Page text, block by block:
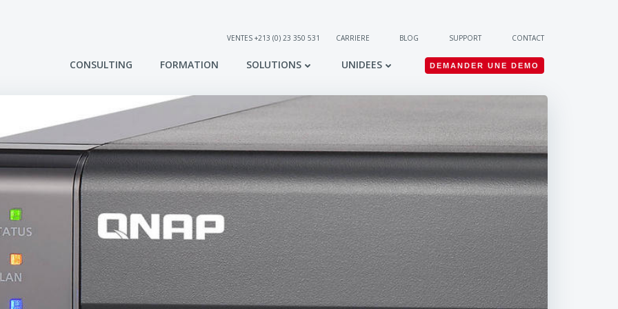
VENTES +213 (0) 23 350 531 CARRIERE BLOG SUPPORT CONTACT
CONSULTING FORMATION SOLUTIONS UNIDEES DEMANDER UNE DEMO